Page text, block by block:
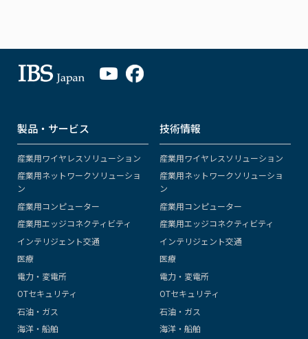
製品・サービス
産業用ワイヤレスソリューション
産業用ネットワークソリューショ
ン
産業用コンピューター
産業用エッジコネクティビティ
インテリジェント交通
医療
電力・変電所
OTセキュリティ
石油・ガス
海洋・船舶
技術情報
産業用ワイヤレスソリューション
産業用ネットワークソリューショ
ン
産業用コンピューター
産業用エッジコネクティビティ
インテリジェント交通
医療
電力・変電所
OTセキュリティ
石油・ガス
海洋・船舶